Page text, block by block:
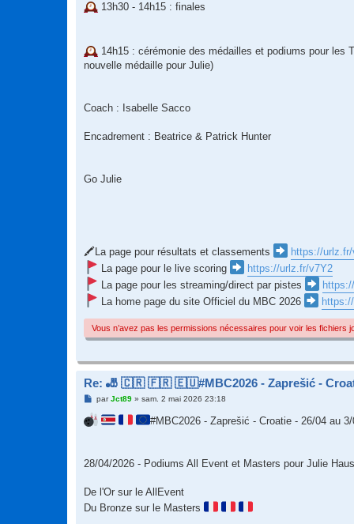
13h30 - 14h15 : finales
14h15 : cérémonie des médailles et podiums pour les
nouvelle médaille pour Julie)
Coach : Isabelle Sacco
Encadrement : Beatrice & Patrick Hunter
Go Julie
🖍La page pour résultats et classements
https://
La page pour le live scoring
https://urlz.fr/v7Y2
La page pour les streaming/direct par pistes
La home page du site Officiel du MBC 2026
Vous n’avez pas les permissions nécessaires pour voir les fichiers
Re: 🎳 🇨🇷 🇫🇷 🇪🇺#MBC2026 - Zaprešić -
M
s
s
parJct89» sam. 2 mai 2026 23:18
#MBC2026 - Zaprešić - Croatie - 26/04 au
28/04/2026 - Podiums All Event et Masters pour Julie
De l'Or sur le AllEvent
Du Bronze sur le Masters